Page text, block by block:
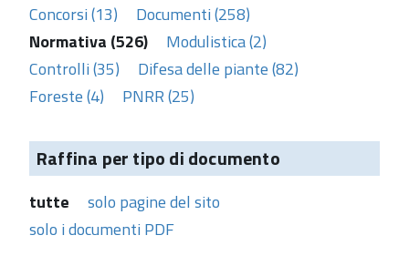
Concorsi (13)
Documenti (258)
Normativa (526)
Modulistica (2)
Controlli (35)
Difesa delle piante (82)
Foreste (4)
PNRR (25)
Raffina per tipo di documento
tutte
solo pagine del sito
solo i documenti PDF